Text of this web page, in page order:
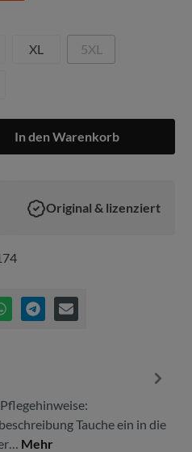
XL 5XL
In den Warenkorb
Original & lizenziert
Tauche ein in die
Mehr